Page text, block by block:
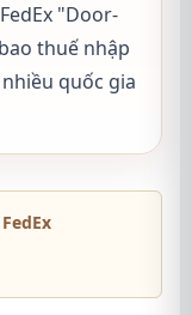
"Door-
thuế nhập
quốc gia